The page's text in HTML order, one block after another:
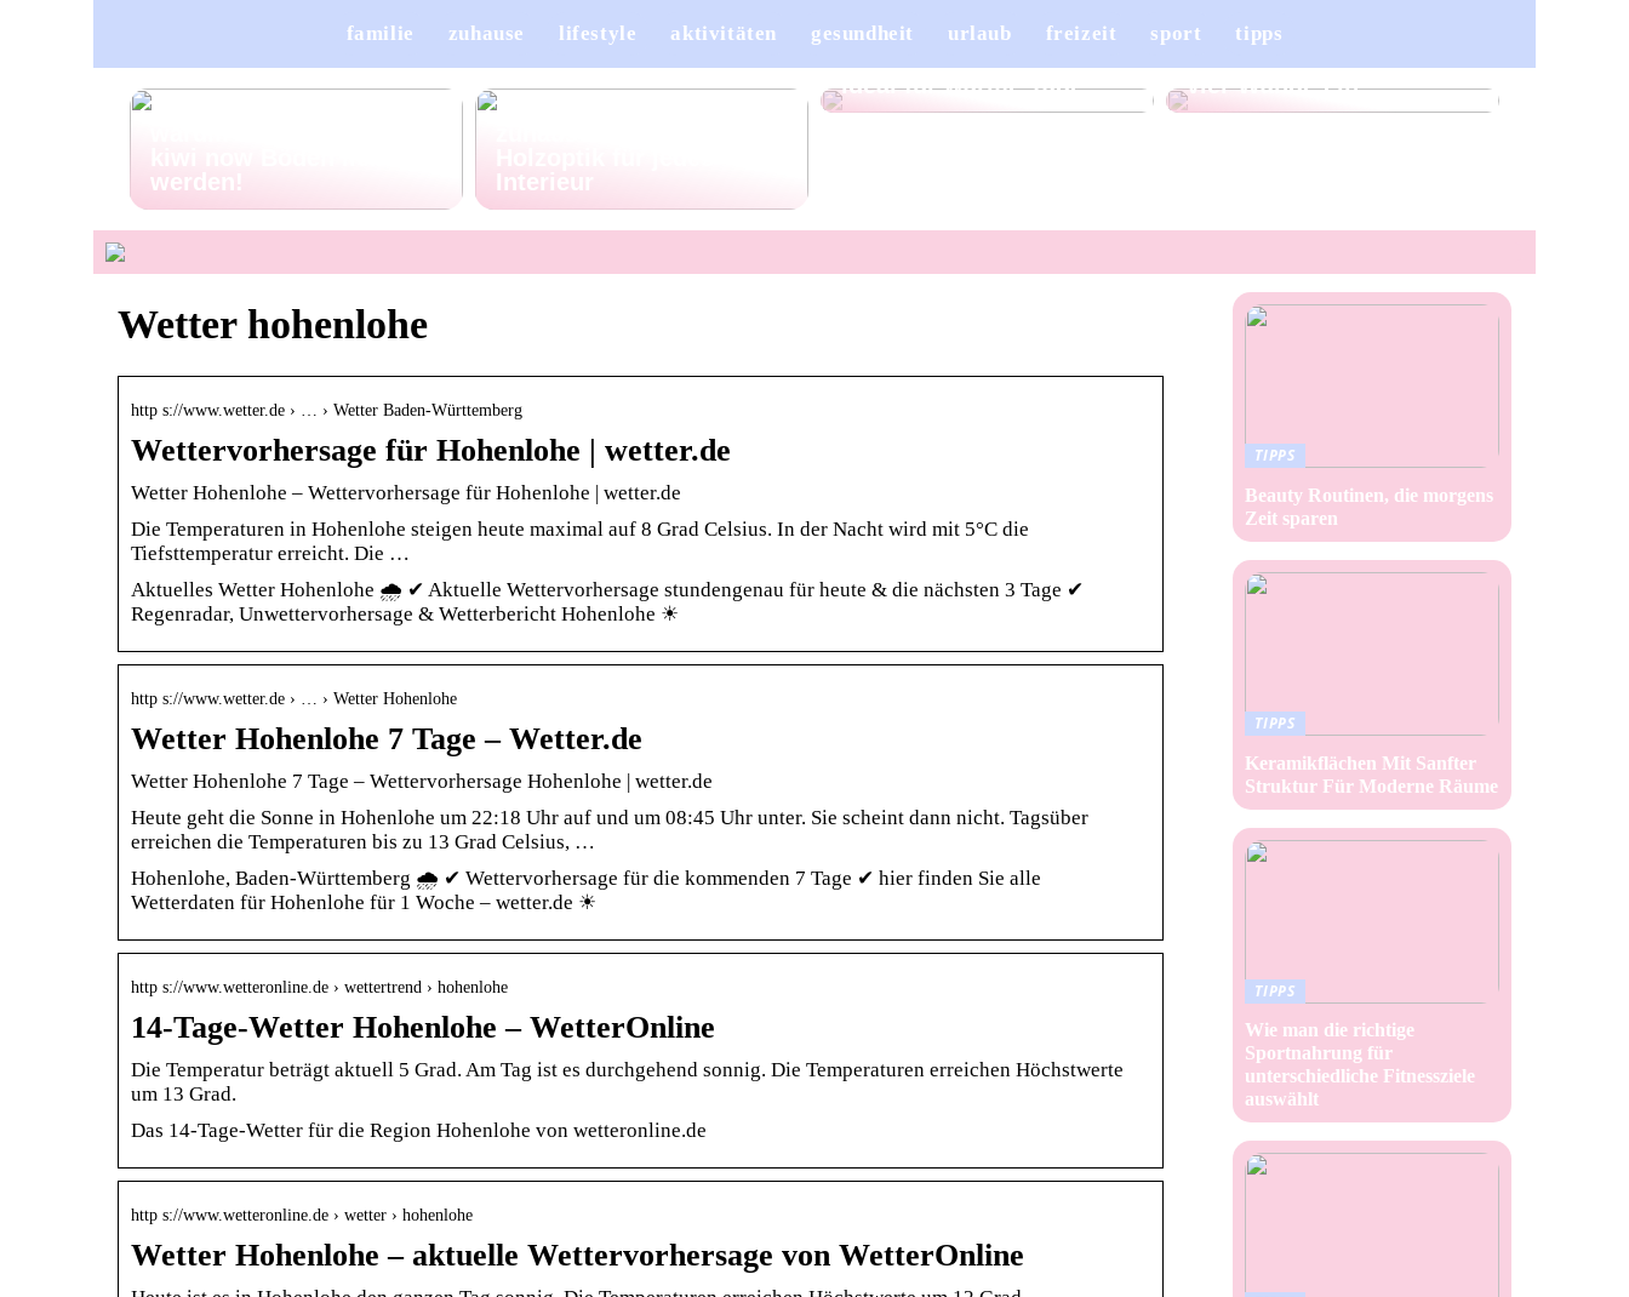
familie zuhause lifestyle aktivitäten gesundheit urlaub freizeit sport tipps
Pet Talk: 5 Gründe,
werden!
Porzellan, das sich wie
Interieur
Leinenhosen für Herren
ideal für warme Tage
jedes Zuhause – so zieht
vier Wände ein
Wetter hohenlohe
http s://www.wetter.de › … › Wetter Baden-Württemberg
Wettervorhersage für Hohenlohe | wetter.de
Wetter Hohenlohe – Wettervorhersage für Hohenlohe | wetter.de
Die Temperaturen in Hohenlohe steigen heute maximal auf 8 Grad Celsius. In der Nacht wird mit 5°C die
Tiefsttemperatur erreicht. Die …
Aktuelles Wetter Hohenlohe 🌧️ ✔ Aktuelle Wettervorhersage stundengenau für heute & die nächsten 3 Tage ✔
Regenradar, Unwettervorhersage & Wetterbericht Hohenlohe ☀
http s://www.wetter.de › … › Wetter Hohenlohe
Wetter Hohenlohe 7 Tage – Wetter.de
Wetter Hohenlohe 7 Tage – Wettervorhersage Hohenlohe | wetter.de
Heute geht die Sonne in Hohenlohe um 22:18 Uhr auf und um 08:45 Uhr unter. Sie scheint dann nicht. Tagsüber
erreichen die Temperaturen bis zu 13 Grad Celsius, …
Hohenlohe, Baden-Württemberg 🌧️ ✔ Wettervorhersage für die kommenden 7 Tage ✔ hier finden Sie alle
Wetterdaten für Hohenlohe für 1 Woche – wetter.de ☀
http s://www.wetteronline.de › wettertrend › hohenlohe
14-Tage-Wetter Hohenlohe – WetterOnline
Die Temperatur beträgt aktuell 5 Grad. Am Tag ist es durchgehend sonnig. Die Temperaturen erreichen Höchstwerte
um 13 Grad.
Das 14-Tage-Wetter für die Region Hohenlohe von wetteronline.de
http s://www.wetteronline.de › wetter › hohenlohe
Wetter Hohenlohe – aktuelle Wettervorhersage von WetterOnline
TIPPS
Beauty Routinen, die morgens
Zeit sparen
TIPPS
Keramikflächen Mit Sanfter
Struktur Für Moderne Räume
TIPPS
Wie man die richtige
Sportnahrung für
unterschiedliche Fitnessziele
auswählt